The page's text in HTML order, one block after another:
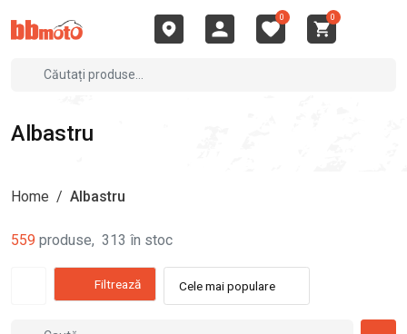
0 0
Albastru
Home / Albastru
559 produse, 313 în stoc
Filtrează Cele mai populare